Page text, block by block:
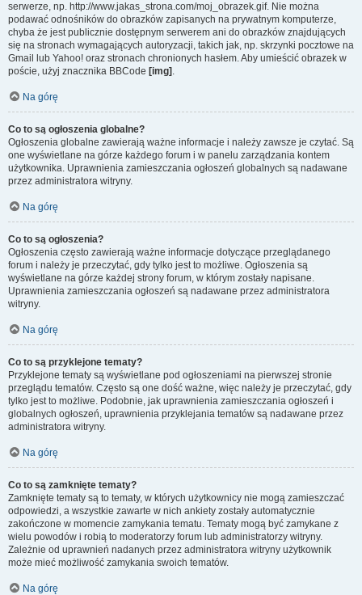
serwerze, np. http://www.jakas_strona.com/moj_obrazek.gif. Nie można
podawać odnośników do obrazków zapisanych na prywatnym komputerze,
chyba że jest publicznie dostępnym serwerem ani do obrazków znajdujących
się na stronach wymagających autoryzacji, takich jak, np. skrzynki pocztowe na
Gmail lub Yahoo! oraz stronach chronionych hasłem. Aby umieścić obrazek w
poście, użyj znacznika BBCode [img] .
Na górę
Co to są ogłoszenia globalne?
Ogłoszenia globalne zawierają ważne informacje i należy zawsze je czytać. Są
one wyświetlane na górze każdego forum i w panelu zarządzania kontem
użytkownika. Uprawnienia zamieszczania ogłoszeń globalnych są nadawane
przez administratora witryny.
Na górę
Co to są ogłoszenia?
Ogłoszenia często zawierają ważne informacje dotyczące przeglądanego
forum i należy je przeczytać, gdy tylko jest to możliwe. Ogłoszenia są
wyświetlane na górze każdej strony forum, w którym zostały napisane.
Uprawnienia zamieszczania ogłoszeń są nadawane przez administratora
witryny.
Na górę
Co to są przyklejone tematy?
Przyklejone tematy są wyświetlane pod ogłoszeniami na pierwszej stronie
przeglądu tematów. Często są one dość ważne, więc należy je przeczytać, gdy
tylko jest to możliwe. Podobnie, jak uprawnienia zamieszczania ogłoszeń i
globalnych ogłoszeń, uprawnienia przyklejania tematów są nadawane przez
administratora witryny.
Na górę
Co to są zamknięte tematy?
Zamknięte tematy są to tematy, w których użytkownicy nie mogą zamieszczać
odpowiedzi, a wszystkie zawarte w nich ankiety zostały automatycznie
zakończone w momencie zamykania tematu. Tematy mogą być zamykane z
wielu powodów i robią to moderatorzy forum lub administratorzy witryny.
Zależnie od uprawnień nadanych przez administratora witryny użytkownik
może mieć możliwość zamykania swoich tematów.
Na górę